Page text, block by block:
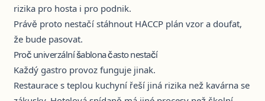
rizika pro hosta i pro podnik.
Právě proto nestačí stáhnout HACCP plán vzor a doufat,
že bude pasovat.
Proč univerzální šablona často nestačí
Každý gastro provoz funguje jinak.
Restaurace s teplou kuchyní řeší jiná rizika než kavárna se